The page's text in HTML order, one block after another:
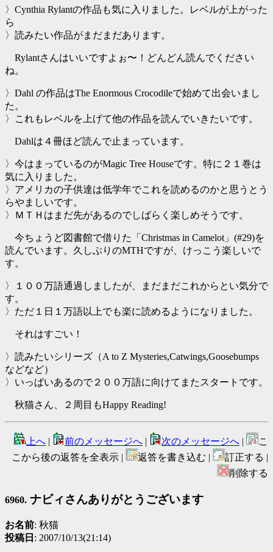
〉Cynthia Rylantの作品も気に入りました。レベルが上がった
ら
〉読みたい作品がまだまだあります。
Rylantさんはいいですよぉ〜！どんどん読んでください
ね。
〉Dahl の作品はThe Enormous Crocodileで始めて出会いまし
た。
〉これもレベルを上げて他の作品を読んでいきたいです。
Dahlは４冊ほど読んで止まっています。
〉今はまっているのがMagic Tree Houseです。特に２１巻は
気に入りました。
〉アメリカの子供達は低学年でこれを読めるのかと思うとう
らやましいです。
〉ＭＴＨはまだ先があるのでしばらく楽しめそうです。
今ちょうど図書館で借りた「Christmas in Camelot」(#29)を
読んでいます。久しぶりのMTHですが、けっこう楽しいで
す。
〉１００万語通過しましたが、まだまだこれからとい気分で
す。
〉ただ１日１万語以上でも楽に読めるようになりました。
それはすごい！
〉読みたいシリーズ（A to Z Mysteries,Catwings,Goosebumps
などなど）
〉いっぱいあるので２００万語に向けてまたスタートです。
秋猫さん、２周目もHappy Reading!
上へ | 前のメッセージへ | 次のメッセージへ |
こ
こから後の返答を全表示 |
返答を書き込む |
訂正する |
削除する
6960. ナビィさんありがとうございます
お名前: 秋猫
投稿日 : 2007/10/13(21:14)